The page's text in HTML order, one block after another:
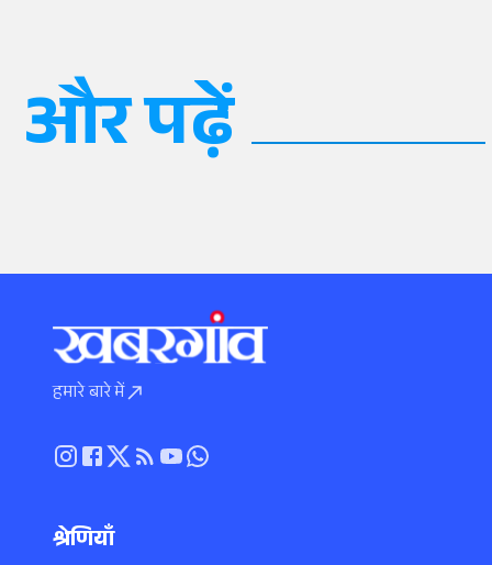
और पढ़ें
हमारे बारे में
श्रेणियाँ